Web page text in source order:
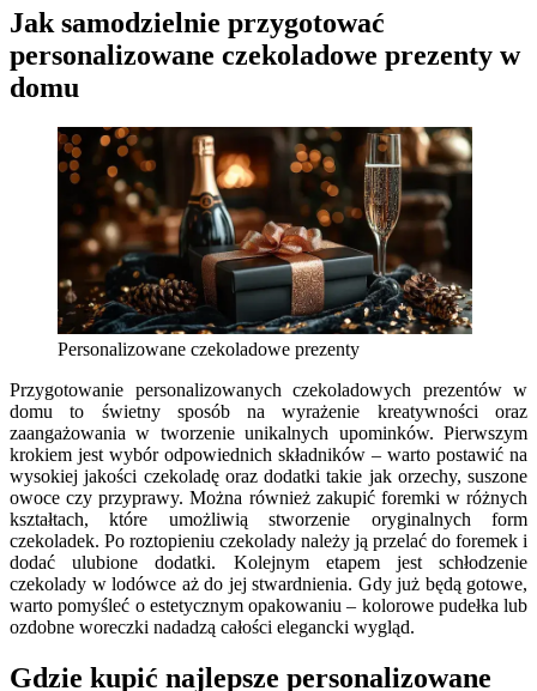
Jak samodzielnie przygotować
personalizowane czekoladowe prezenty w
domu
Personalizowane czekoladowe prezenty
Przygotowanie personalizowanych czekoladowych prezentów w
domu to świetny sposób na wyrażenie kreatywności oraz
zaangażowania w tworzenie unikalnych upominków. Pierwszym
krokiem jest wybór odpowiednich składników – warto postawić na
wysokiej jakości czekoladę oraz dodatki takie jak orzechy, suszone
owoce czy przyprawy. Można również zakupić foremki w różnych
kształtach, które umożliwią stworzenie oryginalnych form
czekoladek. Po roztopieniu czekolady należy ją przelać do foremek i
dodać ulubione dodatki. Kolejnym etapem jest schłodzenie
czekolady w lodówce aż do jej stwardnienia. Gdy już będą gotowe,
warto pomyśleć o estetycznym opakowaniu – kolorowe pudełka lub
ozdobne woreczki nadadzą całości elegancki wygląd.
Gdzie kupić najlepsze personalizowane